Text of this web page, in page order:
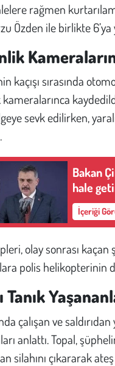
rağmen
Özden ile birlikte
kaçışı sırasında
sevk edilirken,
Bakan
hale
İçeriği
olay sonrası
polis helikopterinin
Tanık
çalışan ve
anlattı. Topal,
silahını çıkararak